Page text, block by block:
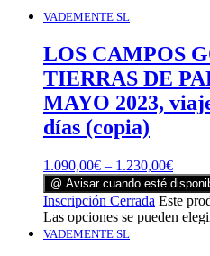
VADEMENTE SL
LOS CAMPOS
TIERRAS DE
MAYO 2023,
días (copia)
1.090,00€ – 1.230,00€
@ Avisar cuando esté
Inscripción Cerrada Este
Las opciones se pueden
VADEMENTE SL